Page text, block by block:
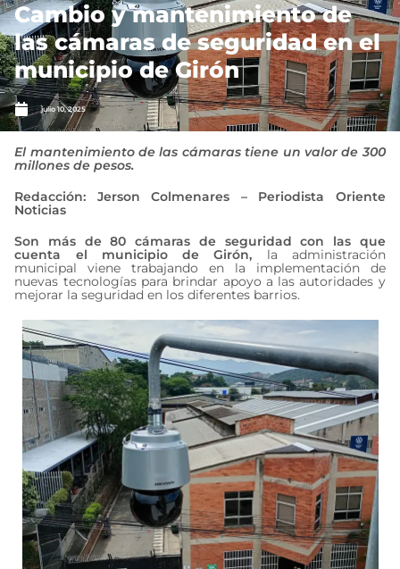
Cambio y mantenimiento de
las cámaras de seguridad en el
municipio de Girón
julio 10, 2025
El mantenimiento de las cámaras tiene un valor de 300
millones de pesos.
Redacción: Jerson Colmenares – Periodista Oriente
Noticias
Son más de 80 cámaras de seguridad con las que
cuenta el municipio de Girón, la administración
municipal viene trabajando en la implementación de
nuevas tecnologías para brindar apoyo a las autoridades y
mejorar la seguridad en los diferentes barrios.